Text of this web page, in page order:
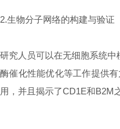
2.生物分子网络的构建与验证
研究人员可以在无细胞系统
酶催化性能优化等工作提供
用，并且揭示了CD1E和B2M